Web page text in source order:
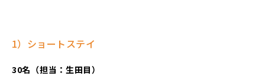
1）ショートステイ
30名（担当：生田目）